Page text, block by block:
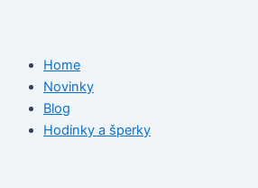
Home
Novinky
Blog
Hodinky a šperky